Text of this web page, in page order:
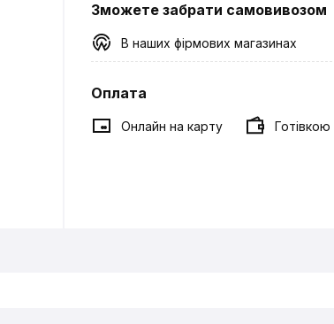
Зможете забрати самовивозом
В наших фірмових магазинах
Оплата
Онлайн на карту Готівкою